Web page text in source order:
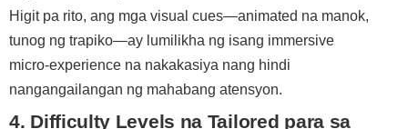
Higit pa rito, ang mga visual cues—animated na manok,
tunog ng trapiko—ay lumilikha ng isang immersive
micro‑experience na nakakasiya nang hindi
nangangailangan ng mahabang atensyon.
4. Difficulty Levels na Tailored para sa